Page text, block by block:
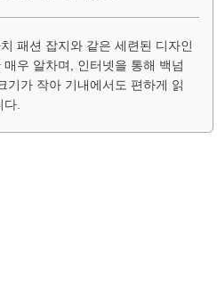
패션 잡지와 같은 세련된 디자인
우 알차며, 인터넷을 통해 백넘
기가 작아 기내에서도 편하게 읽
.